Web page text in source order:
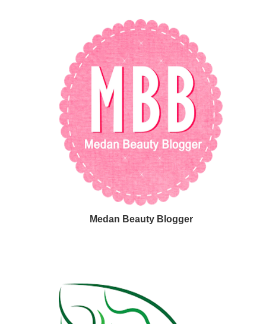
Medan Beauty Blogger